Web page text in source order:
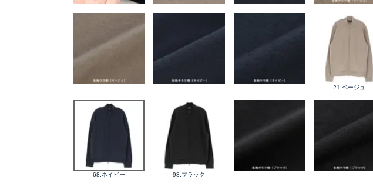
21.ベージュ
68.ネイビー 98.ブラック